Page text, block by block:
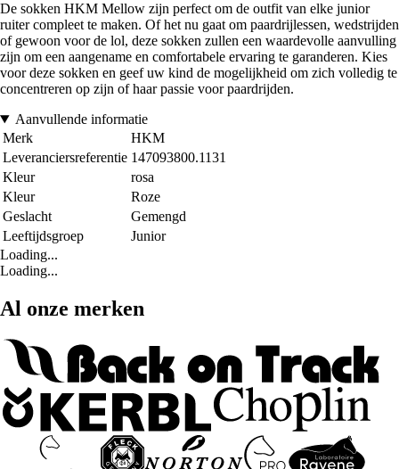
De sokken HKM Mellow zijn perfect om de outfit van elke junior
ruiter compleet te maken. Of het nu gaat om paardrijlessen, wedstrijden
of gewoon voor de lol, deze sokken zullen een waardevolle aanvulling
zijn om een aangename en comfortabele ervaring te garanderen. Kies
voor deze sokken en geef uw kind de mogelijkheid om zich volledig te
concentreren op zijn of haar passie voor paardrijden.
Aanvullende informatie
Merk
HKM
Leveranciersreferentie 147093800.1131
Kleur
rosa
Kleur
Roze
Geslacht
Gemengd
Leeftijdsgroep
Junior
Loading...
Loading...
Al onze merken